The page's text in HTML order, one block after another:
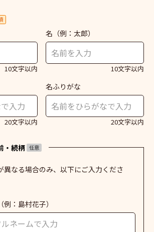
10文字以内
名 （例：太郎）
10文字以内
20文字以内
名ふりがな
20文字以内
・続柄 任意
異なる場合のみ、以下にご入力くださ
（例：島村花子）